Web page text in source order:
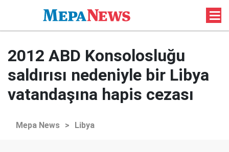
2012 ABD Konsolosluğu
saldırısı nedeniyle bir Libya
vatandaşına hapis cezası
Mepa News > Libya